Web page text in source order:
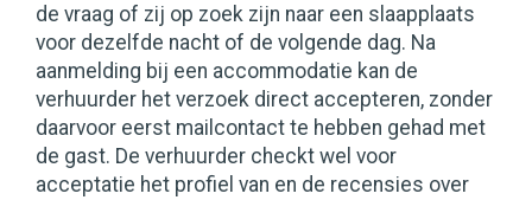
de vraag of zij op zoek zijn naar een slaapplaats
voor dezelfde nacht of de volgende dag. Na
aanmelding bij een accommodatie kan de
verhuurder het verzoek direct accepteren, zonder
daarvoor eerst mailcontact te hebben gehad met
de gast. De verhuurder checkt wel voor
acceptatie het profiel van en de recensies over